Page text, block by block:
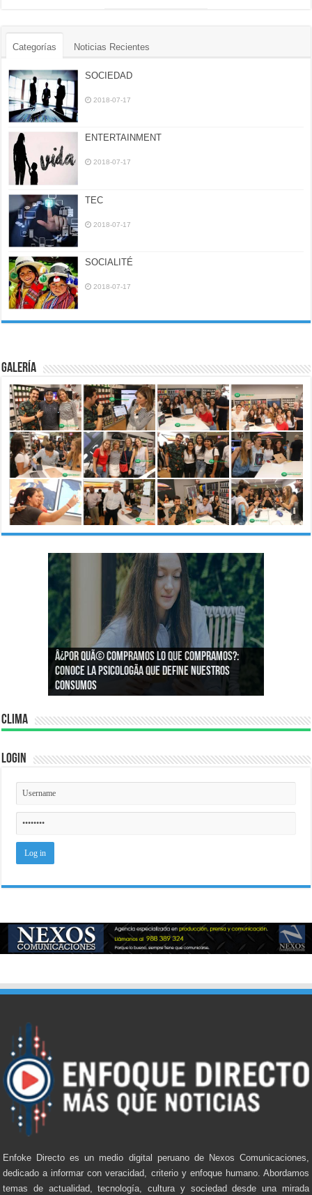
Categorías Noticias Recientes
SOCIEDAD
2018-07-17
ENTERTAINMENT
2018-07-17
TEC
2018-07-17
SOCIALITÉ
2018-07-17
Galería
Â¿CÃ³mo podemos asegurar un espacio de
igualdad en el trabajo?
Â¿Por quÃ© compramos lo que compramos?:
Conoce la psicologÃ­a que define nuestros
consumos
Clima
Login
Enfoke Directo es un medio digital peruano de Nexos Comunicaciones,
dedicado a informar con veracidad, criterio y enfoque humano. Abordamos
temas de actualidad, tecnología, cultura y sociedad desde una mirada